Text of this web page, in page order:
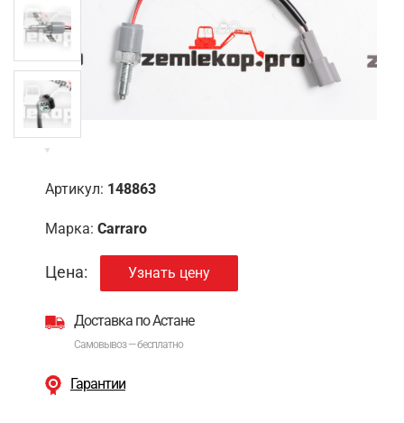
Артикул: 148863
Марка: Carraro
Цена: Узнать цену
Доставка по Астане
Самовывоз — бесплатно
Гарантии